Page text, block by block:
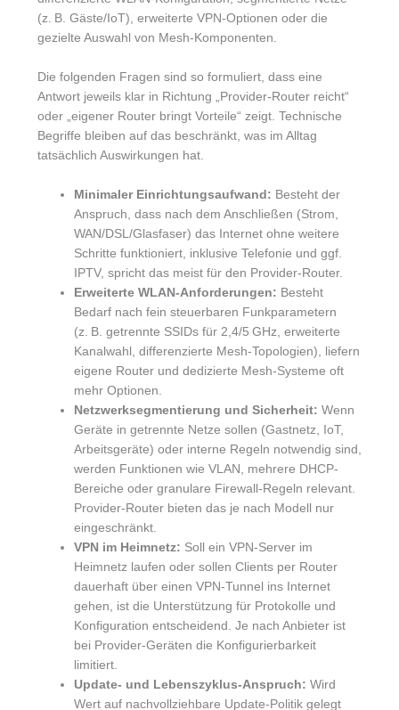
(z. B. Gäste/IoT), erweiterte VPN-Optionen oder die
gezielte Auswahl von Mesh-Komponenten.
Die folgenden Fragen sind so formuliert, dass eine
Antwort jeweils klar in Richtung „Provider-Router reicht“
oder „eigener Router bringt Vorteile“ zeigt. Technische
Begriffe bleiben auf das beschränkt, was im Alltag
tatsächlich Auswirkungen hat.
Minimaler Einrichtungsaufwand: Besteht der
Anspruch, dass nach dem Anschließen (Strom,
WAN/DSL/Glasfaser) das Internet ohne weitere
Schritte funktioniert, inklusive Telefonie und ggf.
IPTV, spricht das meist für den Provider-Router.
Erweiterte WLAN-Anforderungen: Besteht
Bedarf nach fein steuerbaren Funkparametern
(z. B. getrennte SSIDs für 2,4/5 GHz, erweiterte
Kanalwahl, differenzierte Mesh-Topologien), liefern
eigene Router und dedizierte Mesh-Systeme oft
mehr Optionen.
Netzwerksegmentierung und Sicherheit: Wenn
Geräte in getrennte Netze sollen (Gastnetz, IoT,
Arbeitsgeräte) oder interne Regeln notwendig sind,
werden Funktionen wie VLAN, mehrere DHCP-
Bereiche oder granulare Firewall-Regeln relevant.
Provider-Router bieten das je nach Modell nur
eingeschränkt.
VPN im Heimnetz: Soll ein VPN-Server im
Heimnetz laufen oder sollen Clients per Router
dauerhaft über einen VPN-Tunnel ins Internet
gehen, ist die Unterstützung für Protokolle und
Konfiguration entscheidend. Je nach Anbieter ist
bei Provider-Geräten die Konfigurierbarkeit
limitiert.
Update- und Lebenszyklus-Anspruch: Wird
Wert auf nachvollziehbare Update-Politik gelegt